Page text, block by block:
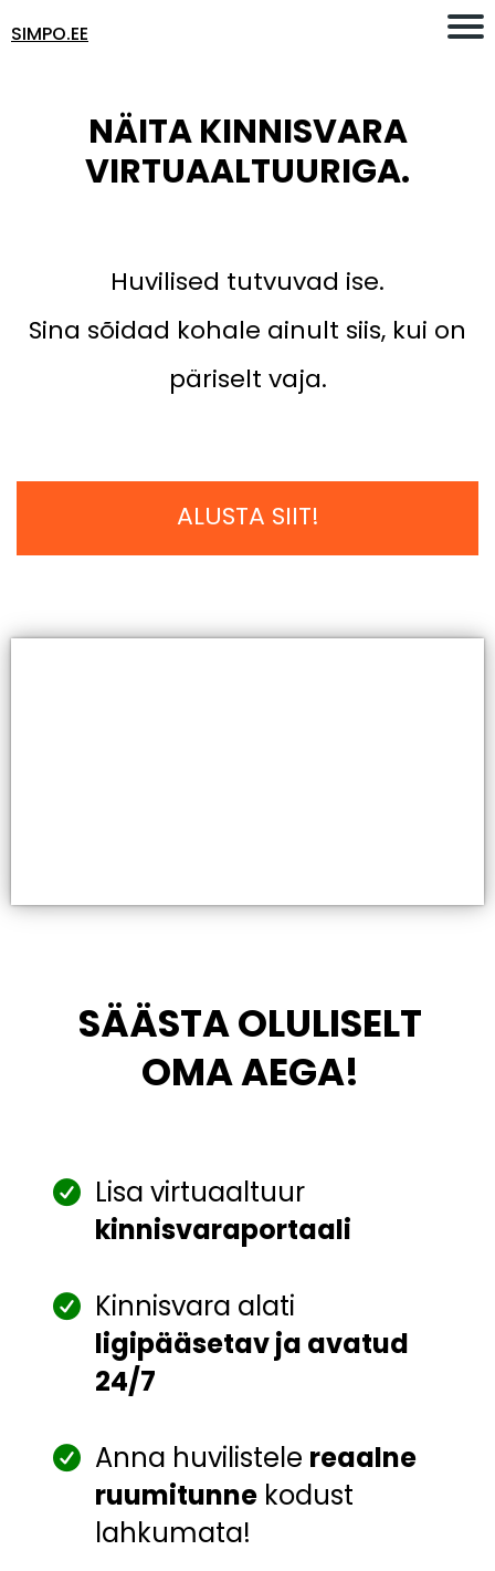
SIMPO.EE
NÄITA KINNISVARA
VIRTUAALTUURIGA.
Huvilised tutvuvad ise.
Sina sõidad kohale ainult siis, kui on
päriselt vaja.
ALUSTA SIIT!
SÄÄSTA OLULISELT
OMA AEGA!
Lisa virtuaaltuur
kinnisvaraportaali
Kinnisvara alati
ligipääsetav ja avatud
24/7
Anna huvilistele reaalne
ruumitunne kodust
lahkumata!